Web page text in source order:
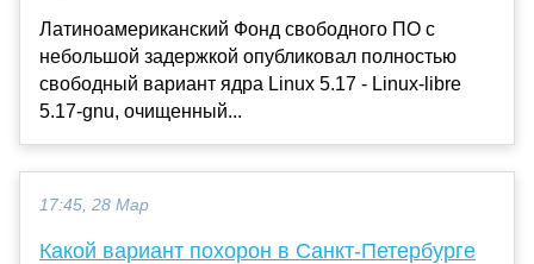
Латиноамериканский Фонд свободного ПО c
небольшой задержкой опубликовал полностью
свободный вариант ядра Linux 5.17 - Linux-libre
5.17-gnu, очищенный...
17:45, 28 Мар
Какой вариант похорон в Санкт-Петербурге